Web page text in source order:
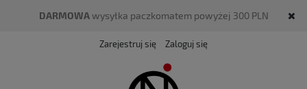
DARMOWAwysyłka paczkomatem powyżej 300 PLN
Zarejestruj się Zaloguj się